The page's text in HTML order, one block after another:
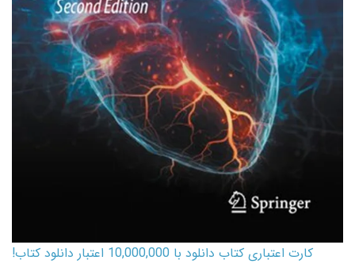
کارت اعتباری کتاب دانلود با 10,000,000 اعتبار دانلود کتاب!